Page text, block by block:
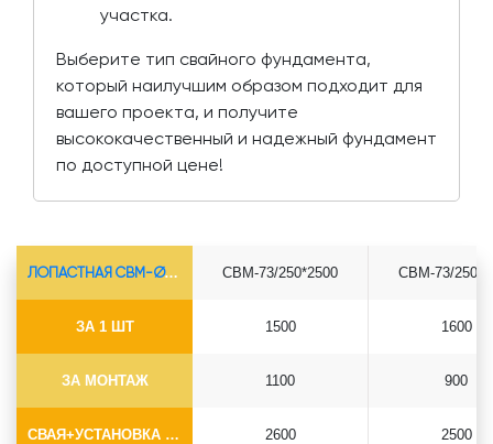
участка.
Выберите тип свайного фундамента,
который наилучшим образом подходит для
вашего проекта, и получите
высококачественный и надежный фундамент
по доступной цене!
ЛОПАСТНАЯ СВМ-Ø73*5.5
ЗА 1 ШТ
ЗА МОНТАЖ
СВАЯ+УСТАНОВКА (БЕЗ ОГОЛОВКА)
СВМ-73/250*2500
1500
1100
2600
СВМ-73/
1600
900
2500